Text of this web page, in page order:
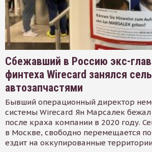
Сбежавший в Россию экс-
финтеха Wirecard занялся
автозапчастями
Бывший операционный директор
системы Wirecard Ян Марсалек
после краха компании в 2020 году.
в Москве, свободно перемещается
ездит на оккупированные